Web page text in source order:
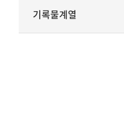
정보를
보여주는
표
기록물계열